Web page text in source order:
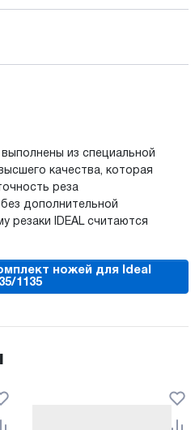
из специальной
качества, которая
реза
дополнительной
резаки IDEAL считаются
ножей для Ideal
1135